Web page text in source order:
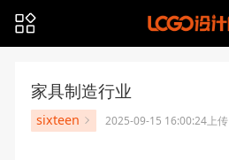
家具制造行业
sixteen 2025-09-15 16:00:24上传